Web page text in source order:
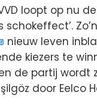
loopt op nu
schokeffect’.
nieuw leven
kiezers te
de partij wordt
door Eelco